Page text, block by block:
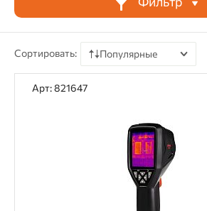
Производитель
Категория товара
Сортировать: Популярные
По рейтингу
По отзывам
Арт: 821647